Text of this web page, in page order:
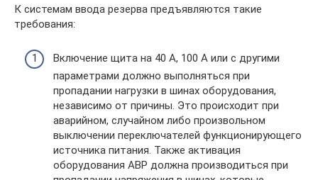
К системам ввода резерва предъявляются такие
требования:
Включение щита на 40 А, 100 А или с другими
параметрами должно выполняться при
пропадании нагрузки в шинах оборудования,
независимо от причины. Это происходит при
аварийном, случайном либо произвольном
выключении переключателей функционирующего
источника питания. Также активация
оборудования АВР должна производиться при